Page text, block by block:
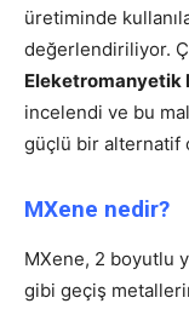
üretiminde
değerlendiriliyor.
Eleketromanyetik
incelendi ve bu
güçlü bir alternatif
MXene nedir?
MXene, 2 boyutlu
gibi geçiş